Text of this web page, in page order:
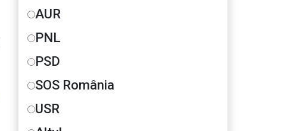
AUR
PNL
PSD
SOS România
USR